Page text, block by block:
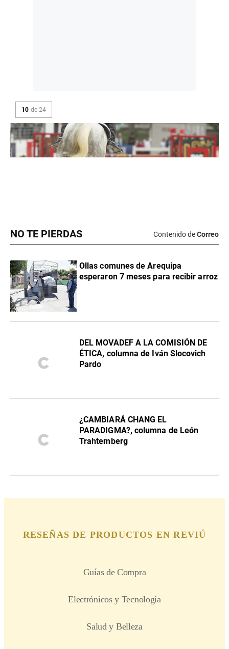
NO TE PIERDAS Contenido deCorreo
Ollas comunes de Arequipa
esperaron 7 meses para recibir arroz
DEL MOVADEF A LA COMISIÓN DE
ÉTICA, columna de Iván Slocovich
Pardo
¿CAMBIARÁ CHANG EL
PARADIGMA?, columna de León
Trahtemberg